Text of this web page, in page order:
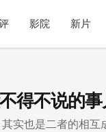
影院 新片
得不说的
实也是二者的相互